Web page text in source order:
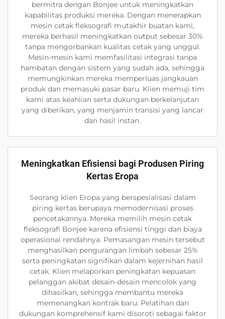
bermitra dengan Bonjee untuk meningkatkan
kapabilitas produksi mereka. Dengan menerapkan
mesin cetak fleksografi mutakhir buatan kami,
mereka berhasil meningkatkan output sebesar 30%
tanpa mengorbankan kualitas cetak yang unggul.
Mesin-mesin kami memfasilitasi integrasi tanpa
hambatan dengan sistem yang sudah ada, sehingga
memungkinkan mereka memperluas jangkauan
produk dan memasuki pasar baru. Klien memuji tim
kami atas keahlian serta dukungan berkelanjutan
yang diberikan, yang menjamin transisi yang lancar
dan hasil instan.
Meningkatkan Efisiensi bagi Produsen Piring
Kertas Eropa
Seorang klien Eropa yang berspesialisasi dalam
piring kertas berupaya memodernisasi proses
pencetakannya. Mereka memilih mesin cetak
fleksografi Bonjee karena efisiensi tinggi dan biaya
operasional rendahnya. Pemasangan mesin tersebut
menghasilkan pengurangan limbah sebesar 25%
serta peningkatan signifikan dalam kejernihan hasil
cetak. Klien melaporkan peningkatan kepuasan
pelanggan akibat desain-desain mencolok yang
dihasilkan, sehingga membantu mereka
memenangkan kontrak baru. Pelatihan dan
dukungan komprehensif kami disoroti sebagai faktor